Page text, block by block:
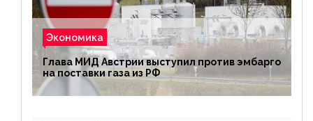
Экономика
Глава МИД Австрии выступил против эмбарго
на поставки газа из РФ